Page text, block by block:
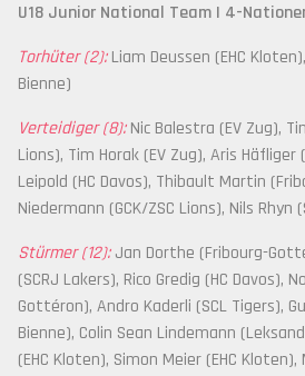
U18 Junior National Team | 4-
Torhüter (2):Liam Deussen (EHC
Bienne)
Verteidiger (8):Nic Balestra (EV Zug),
Lions), Tim Horak (EV Zug), Aris
Leipold (HC Davos), Thibault Martin
Niedermann (GCK/ZSC Lions), Nils Rhyn
Stürmer (12):Jan Dorthe (Fribourg-
(SCRJ Lakers), Rico Gredig (HC Davos),
Gottéron), Andro Kaderli (SCL Tigers),
Bienne), Colin Sean Lindemann
(EHC Kloten), Simon Meier (EHC Kloten),